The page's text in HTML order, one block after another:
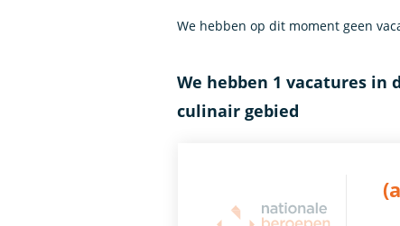
We hebben op dit moment geen
We hebben 1 vacatures
culinair gebied